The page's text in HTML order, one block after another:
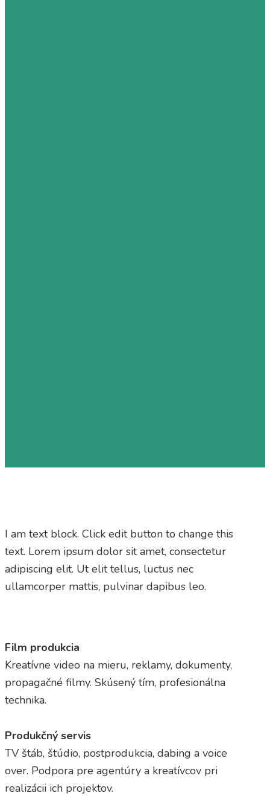
I am text block. Click edit button to change this
text. Lorem ipsum dolor sit amet, consectetur
adipiscing elit. Ut elit tellus, luctus nec
ullamcorper mattis, pulvinar dapibus leo.
Film produkcia
Kreatívne video na mieru, reklamy, dokumenty,
propagačné filmy. Skúsený tím, profesionálna
technika.
Produkčný servis
TV štáb, štúdio, postprodukcia, dabing a voice
over. Podpora pre agentúry a kreatívcov pri
realizácii ich projektov.